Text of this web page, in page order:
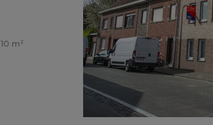
10 m²